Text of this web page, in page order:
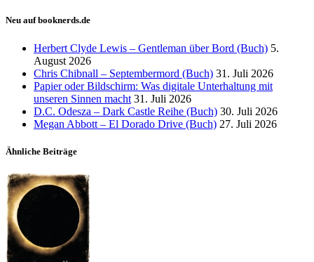
Neu auf booknerds.de
Herbert Clyde Lewis – Gentleman über Bord (Buch) 5.
August 2026
Chris Chibnall – Septembermord (Buch) 31. Juli 2026
Papier oder Bildschirm: Was digitale Unterhaltung mit
unseren Sinnen macht 31. Juli 2026
D.C. Odesza – Dark Castle Reihe (Buch) 30. Juli 2026
Megan Abbott – El Dorado Drive (Buch) 27. Juli 2026
Ähnliche Beiträge